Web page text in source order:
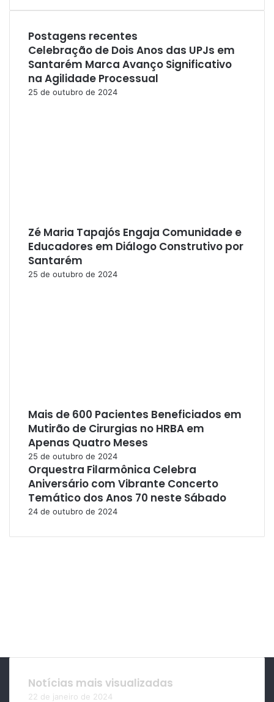
Postagens recentes
Celebração de Dois Anos das UPJs em
Santarém Marca Avanço Significativo
na Agilidade Processual
25 de outubro de 2024
Zé Maria Tapajós Engaja Comunidade e
Educadores em Diálogo Construtivo por
Santarém
25 de outubro de 2024
Mais de 600 Pacientes Beneficiados em
Mutirão de Cirurgias no HRBA em
Apenas Quatro Meses
25 de outubro de 2024
Orquestra Filarmônica Celebra
Aniversário com Vibrante Concerto
Temático dos Anos 70 neste Sábado
24 de outubro de 2024
Notícias mais visualizadas
22 de janeiro de 2024